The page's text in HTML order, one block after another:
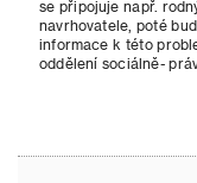
se připojuje např.
navrhovatele, poté
informace k této
oddělení sociálně-